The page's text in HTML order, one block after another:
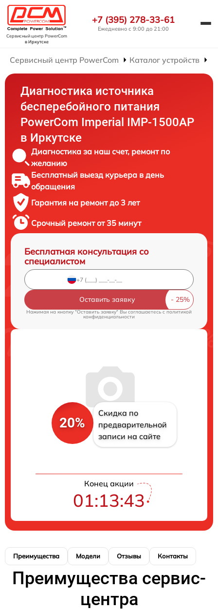
Сервисный центр PowerCom
в Иркутске
+7 (395) 278-33-61
Ежедневно с 9:00 до 21:00
Сервисный центр PowerCom Каталог устройств
Диагностика источника
бесперебойного питания
PowerCom Imperial IMP-1500AP
в Иркутске
Диагностика за наш счет, ремонт по
желанию
Бесплатный выезд курьера в день
обращения
Гарантия на ремонт до 3 лет
Срочный ремонт от 35 минут
Бесплатная консультация со
специалистом
Оставить заявку
Нажимая на кнопку "Оставить заявку" Вы соглашаетесь cполитикой
конфиденциальности
20%
Скидка по
предварительной
записи на сайте
Конец акции
01:13:43
Преимущества Модели Отзывы Контакты
Преимущества сервис-
центра